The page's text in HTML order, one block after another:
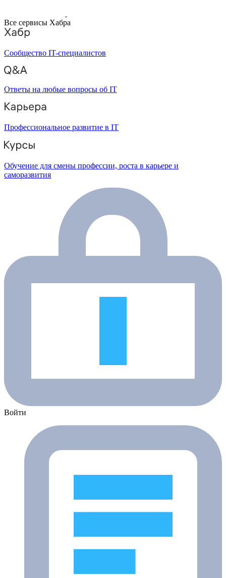
Все сервисы Хабра
Сообщество IT-специалистов
Ответы на любые вопросы об IT
Профессиональное развитие в IT
Обучение для смены профессии, роста в карьере и
саморазвития
Войти